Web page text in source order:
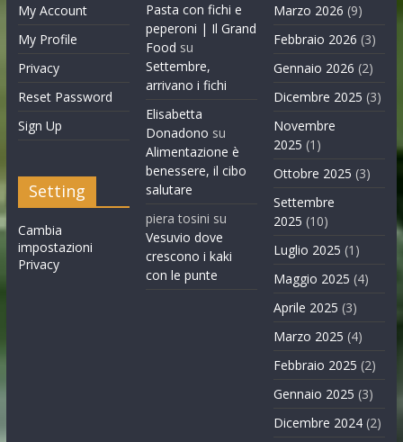
My Account
My Profile
Privacy
Reset Password
Sign Up
Setting
Cambia
impostazioni
Privacy
Pasta con fichi e
peperoni | Il Grand
Food su
Settembre,
arrivano i fichi
Elisabetta
Donadono su
Alimentazione è
benessere, il cibo
salutare
piera tosini su
Vesuvio dove
crescono i kaki
con le punte
Marzo 2026 (9)
Febbraio 2026 (3)
Gennaio 2026 (2)
Dicembre 2025 (3)
Novembre
2025 (1)
Ottobre 2025 (3)
Settembre
2025 (10)
Luglio 2025 (1)
Maggio 2025 (4)
Aprile 2025 (3)
Marzo 2025 (4)
Febbraio 2025 (2)
Gennaio 2025 (3)
Dicembre 2024 (2)